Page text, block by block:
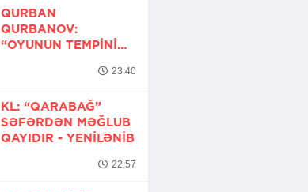
QURBAN
QURBANOV:
“OYUNUN TEMPINI
23:40
KL: “QARABAĞ”
SƏFƏRDƏN MƏĞLUB
QAYIDIR - YENİLƏNİB
22:57